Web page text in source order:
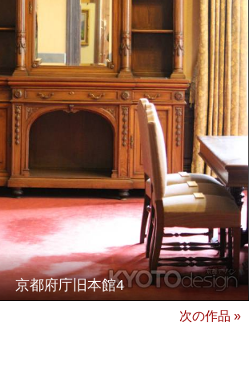
京都府庁旧本館4
次の作品 »